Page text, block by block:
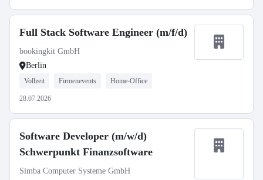
Full Stack Software Engineer (m/f/d)
bookingkit GmbH
Berlin
Vollzeit Firmenevents Home-Office
28.07.2026
Software Developer (m/w/d)
Schwerpunkt Finanzsoftware
Simba Computer Systeme GmbH